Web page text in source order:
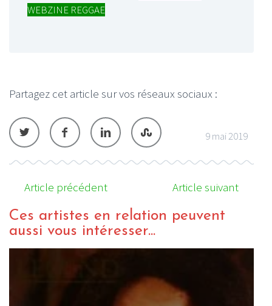
WEBZINE REGGAE
Partagez cet article sur vos réseaux sociaux :
9 mai 2019
Article précédent Article suivant
Ces artistes en relation peuvent
aussi vous intéresser...